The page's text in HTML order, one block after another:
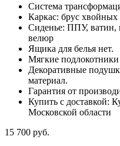
Система
Каркас: брус хвойных
Сиденье: ППУ, ватин,
велюр
Ящика для белья нет.
Мягкие подлокотники
Декоративные
материал.
Гарантия от
Купить с доставкой:
Московской области
15 700 руб.